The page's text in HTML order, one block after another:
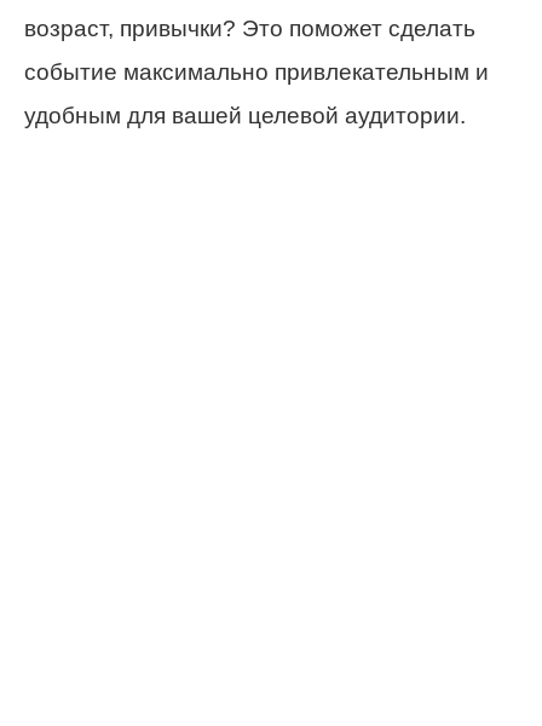
возраст, привычки? Это поможет сделать
событие максимально привлекательным и
удобным для вашей целевой аудитории.